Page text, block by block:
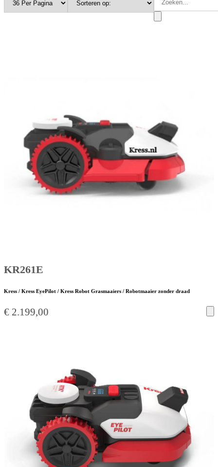
KR261E
Kress / Kress EyePilot / Kress Robot Grasmaaiers / Robotmaaier zonder draad
€ 2.199,00